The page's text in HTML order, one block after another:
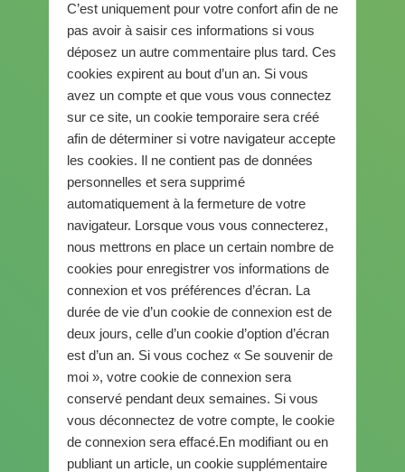
C’est uniquement pour votre confort afin de ne
pas avoir à saisir ces informations si vous
déposez un autre commentaire plus tard. Ces
cookies expirent au bout d’un an. Si vous
avez un compte et que vous vous connectez
sur ce site, un cookie temporaire sera créé
afin de déterminer si votre navigateur accepte
les cookies. Il ne contient pas de données
personnelles et sera supprimé
automatiquement à la fermeture de votre
navigateur. Lorsque vous vous connecterez,
nous mettrons en place un certain nombre de
cookies pour enregistrer vos informations de
connexion et vos préférences d’écran. La
durée de vie d’un cookie de connexion est de
deux jours, celle d’un cookie d’option d’écran
est d’un an. Si vous cochez « Se souvenir de
moi », votre cookie de connexion sera
conservé pendant deux semaines. Si vous
vous déconnectez de votre compte, le cookie
de connexion sera effacé.En modifiant ou en
publiant un article, un cookie supplémentaire